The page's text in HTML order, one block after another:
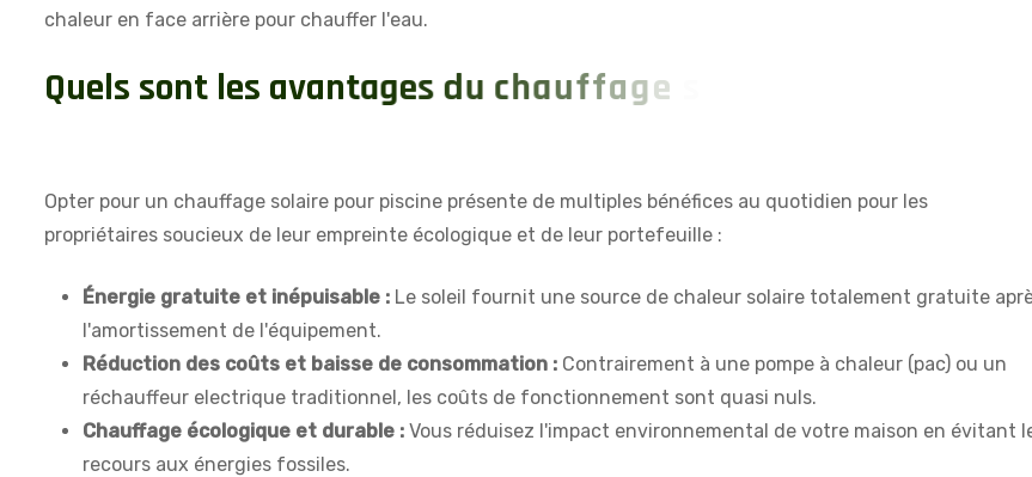
chaleur en face arrière pour chauffer l'eau.
Quels sont les avantages du chauffage s
Opter pour un chauffage solaire pour piscine présente de multiples bénéfices au quotidien pour les
propriétaires soucieux de leur empreinte écologique et de leur portefeuille :
Énergie gratuite et inépuisable : Le soleil fournit une source de chaleur solaire totalement gratuite
l'amortissement de l'équipement.
Réduction des coûts et baisse de consommation : Contrairement à une pompe à chaleur (pac) ou un
réchauffeur electrique traditionnel, les coûts de fonctionnement sont quasi nuls.
Chauffage écologique et durable : Vous réduisez l'impact environnemental de votre maison en évitant
recours aux énergies fossiles.